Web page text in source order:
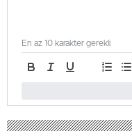
En az 10 karakter gerekli